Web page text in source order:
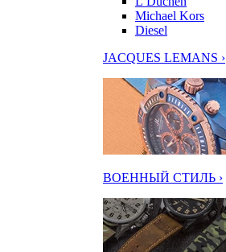
Michael Kors
Diesel
JACQUES LEMANS ›
ВОЕННЫЙ СТИЛЬ ›